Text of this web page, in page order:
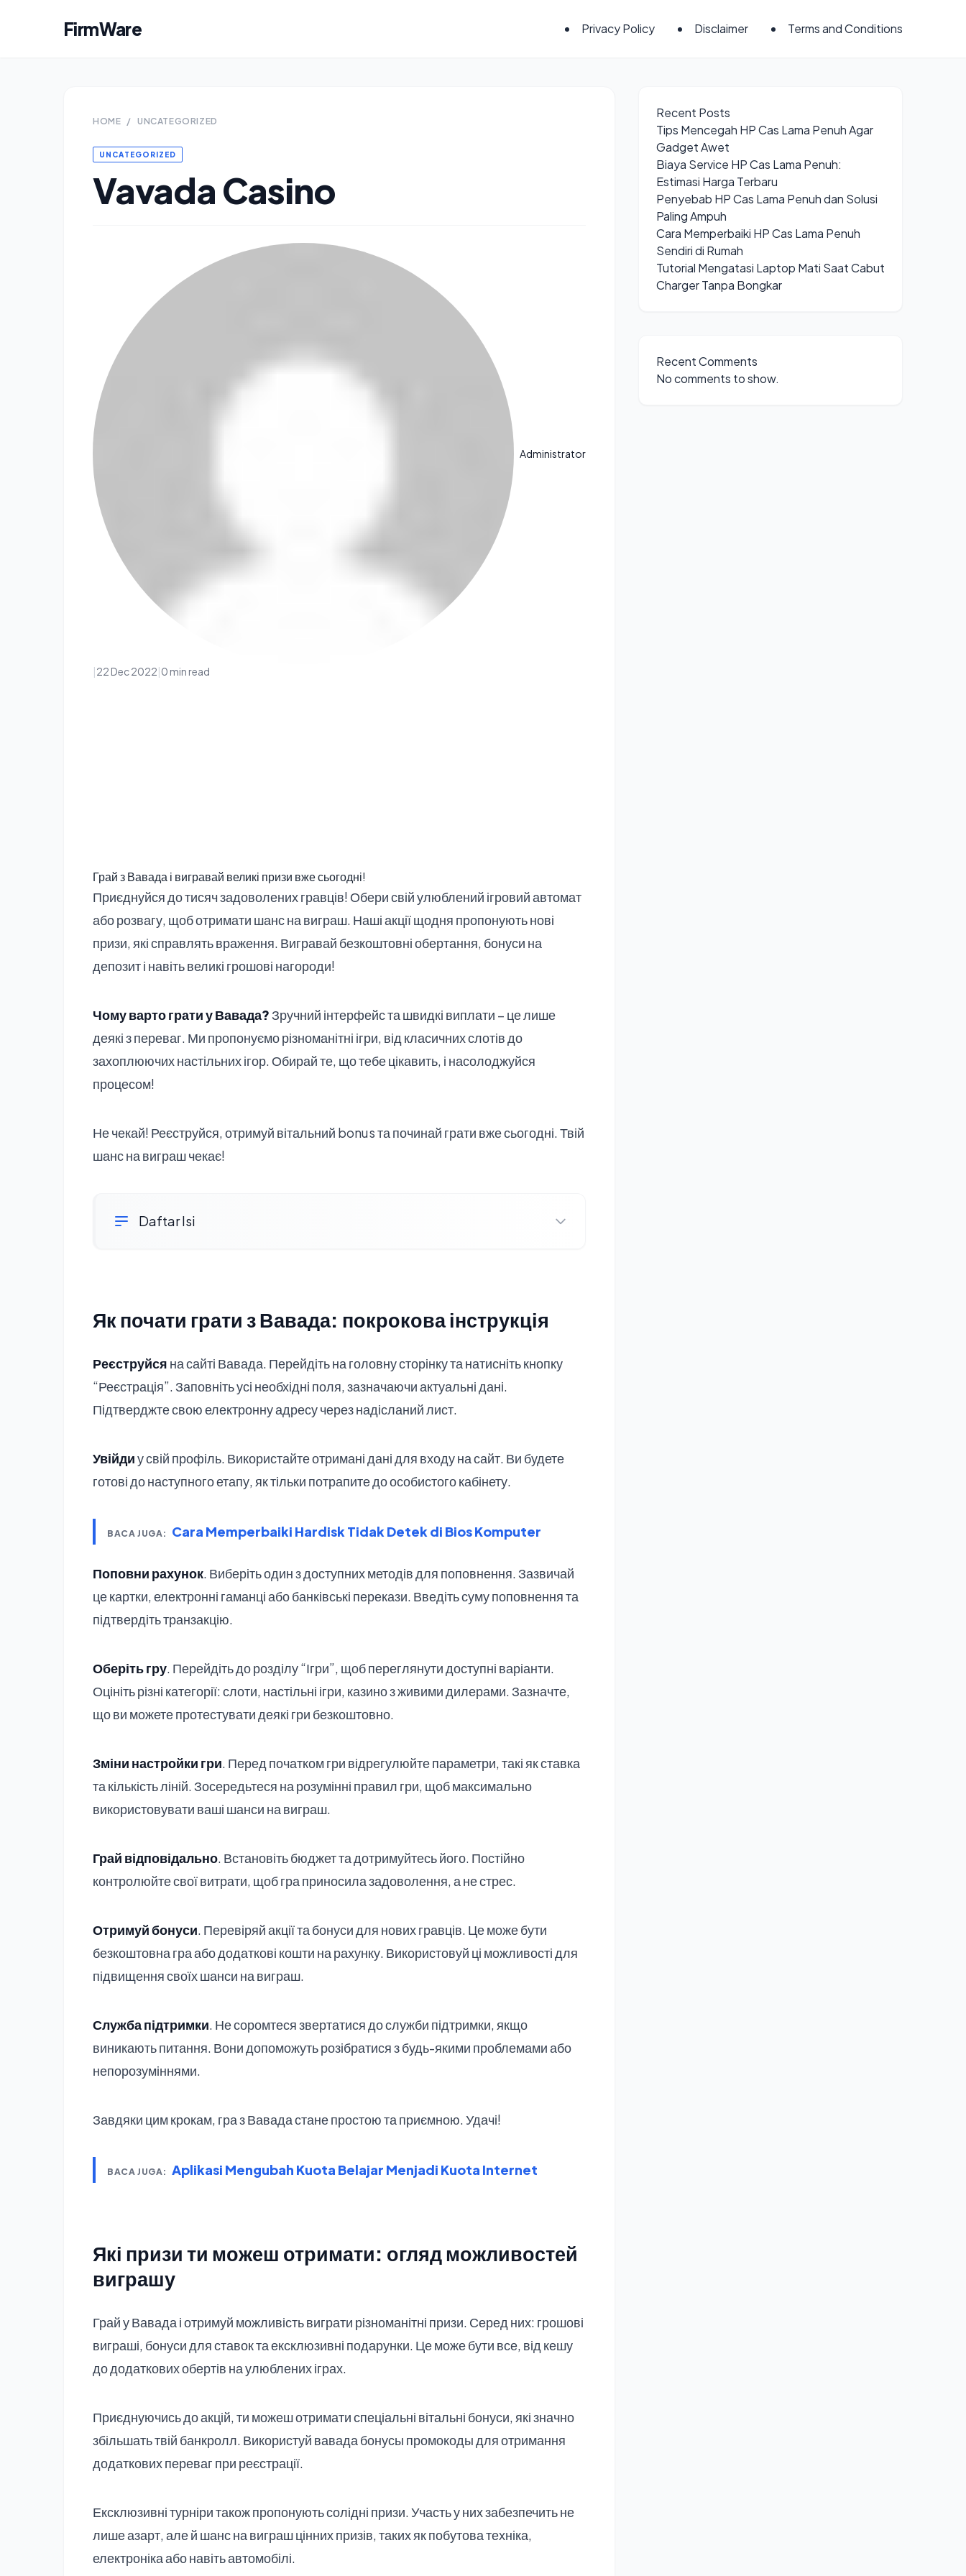
FirmWare Privacy Policy Disclaimer Terms and Conditions
HOME / UNCATEGORIZED
UNCATEGORIZED
Vavada Casino
Administrator
|22 Dec 2022|0 min read
Грай з Вавада і вигравай великі призи вже сьогодні!
Приєднуйся до тисяч задоволених гравців! Обери свій улюблений ігровий автомат
або розвагу, щоб отримати шанс на виграш. Наші акції щодня пропонують нові
призи, які справлять враження. Вигравай безкоштовні обертання, бонуси на
депозит і навіть великі грошові нагороди!
Чому варто грати у Вавада?Зручний інтерфейс та швидкі виплати – це лише
деякі з переваг. Ми пропонуємо різноманітні ігри, від класичних слотів до
захоплюючих настільних ігор. Обирай те, що тебе цікавить, і насолоджуйся
процесом!
Не чекай! Реєструйся, отримуй вітальний bonus та починай грати вже сьогодні. Твій
шанс на виграш чекає!
Daftar Isi
Як почати грати з Вавада: покрокова інструкція
Реєструйся на сайті Вавада. Перейдіть на головну сторінку та натисніть кнопку
“Реєстрація”. Заповніть усі необхідні поля, зазначаючи актуальні дані.
Підтверджте свою електронну адресу через надісланий лист.
Увійдиу свій профіль. Використайте отримані дані для входу на сайт. Ви будете
готові до наступного етапу, як тільки потрапите до особистого кабінету.
BACA JUGA: Cara Memperbaiki Hardisk Tidak Detek di Bios Komputer
Поповни рахунок. Виберіть один з доступних методів для поповнення. Зазвичай
це картки, електронні гаманці або банківські перекази. Введіть суму поповнення та
підтвердіть транзакцію.
Оберіть гру. Перейдіть до розділу “Ігри”, щоб переглянути доступні варіанти.
Оцініть різні категорії: слоти, настільні ігри, казино з живими дилерами. Зазначте,
що ви можете протестувати деякі гри безкоштовно.
Зміни настройки гри. Перед початком гри відрегулюйте параметри, такі як ставка
та кількість ліній. Зосередьтеся на розумінні правил гри, щоб максимально
використовувати ваші шанси на виграш.
Грай відповідально. Встановіть бюджет та дотримуйтесь його. Постійно
контролюйте свої витрати, щоб гра приносила задоволення, а не стрес.
Отримуй бонуси. Перевіряй акції та бонуси для нових гравців. Це може бути
безкоштовна гра або додаткові кошти на рахунку. Використовуй ці можливості для
підвищення своїх шанси на виграш.
Служба підтримки. Не соромтеся звертатися до служби підтримки, якщо
виникають питання. Вони допоможуть розібратися з будь-якими проблемами або
непорозуміннями.
Завдяки цим крокам, гра з Вавада стане простою та приємною. Удачі!
BACA JUGA: Aplikasi Mengubah Kuota Belajar Menjadi Kuota Internet
Які призи ти можеш отримати: огляд можливостей
виграшу
Грай у Вавада і отримуй можливість виграти різноманітні призи. Серед них: грошові
виграші, бонуси для ставок та ексклюзивні подарунки. Це може бути все, від кешу
до додаткових обертів на улюблених іграх.
Приєднуючись до акцій, ти можеш отримати спеціальні вітальні бонуси, які значно
збільшать твій банкролл. Використуй вавада бонусы промокодыдля отримання
додаткових переваг при реєстрації.
Ексклюзивні турніри також пропонують солідні призи. Участь у них забезпечить не
лише азарт, але й шанс на виграш цінних призів, таких як побутова техніка,
електроніка або навіть автомобілі.
Recent Posts
Tips Mencegah HP Cas Lama Penuh Agar
Gadget Awet
Biaya Service HP Cas Lama Penuh:
Estimasi Harga Terbaru
Penyebab HP Cas Lama Penuh dan Solusi
Paling Ampuh
Cara Memperbaiki HP Cas Lama Penuh
Sendiri di Rumah
Tutorial Mengatasi Laptop Mati Saat Cabut
Charger Tanpa Bongkar
Recent Comments
No comments to show.